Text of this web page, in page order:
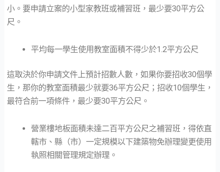
小。要申請立案的小型家教班或補習班，最少要30平方公
尺。
平均每一學生使用教室面積不得少於1.2平方公尺
這取決於你申請文件上預計招數人數，如果你要招收30個學
生，那你的教室面積最少就要36平方公尺；招收10個學生，
最符合前一項條件，最少要30平方公尺。
營業樓地板面積未達二百平方公尺之補習班，得依直
轄市、縣（市）一定規模以下建築物免辦理變更使用
執照相關管理規定辦理。